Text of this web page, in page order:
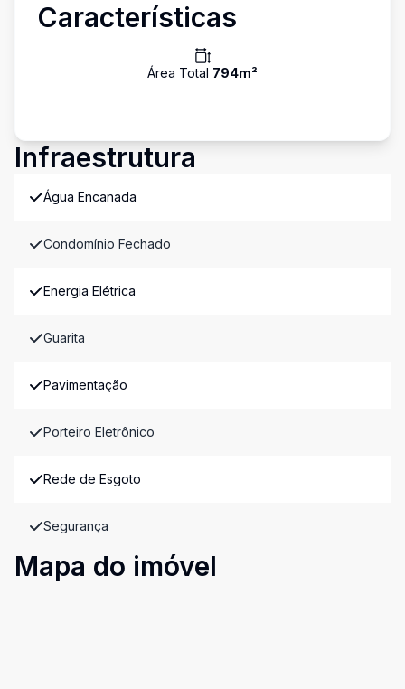
Características
Área Total 794m²
Infraestrutura
Água Encanada
Condomínio Fechado
Energia Elétrica
Guarita
Pavimentação
Porteiro Eletrônico
Rede de Esgoto
Segurança
Mapa do imóvel